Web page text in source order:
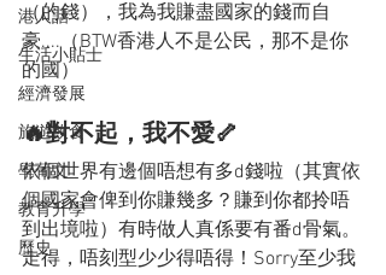
港人話
生活小貼士
經濟發展
旅遊飲食
學葡文
教育升學
歷史
（的錢），我為我賺盡國家的錢而自
豪....（BTW香港人不是公民，那不是你
的國）
🔥對不起，我不愛🦴
依個世界有邊個唔想有多d錢啦（其實依
個國家會俾到你賺幾多？賺到你都拎唔
到出境啦）有時做人真係要有番d骨氣。
走得，唔刻型少少得唔得！Sorry至少我